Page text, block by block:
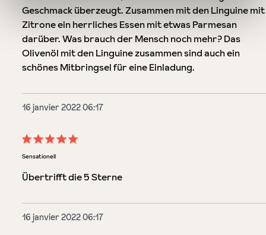
Geschmack überzeugt. Zusammen mit den Linguine mit
Zitrone ein herrliches Essen mit etwas Parmesan
darüber. Was brauch der Mensch noch mehr? Das
Olivenöl mit den Linguine zusammen sind auch ein
schönes Mitbringsel für eine Einladung.
16 janvier 2022 06:17
Évaluation avec une note de 5 sur 5 étoiles
Sensationell
Übertrifft die 5 Sterne
16 janvier 2022 06:17